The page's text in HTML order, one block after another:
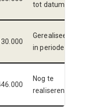
tot datum
Gerealiseerd
in periode
Nog te
realiseren